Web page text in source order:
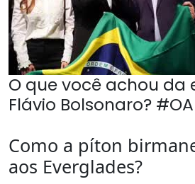
O que você achou da
Flávio Bolsonaro?
Como a píton
aos Everglades?